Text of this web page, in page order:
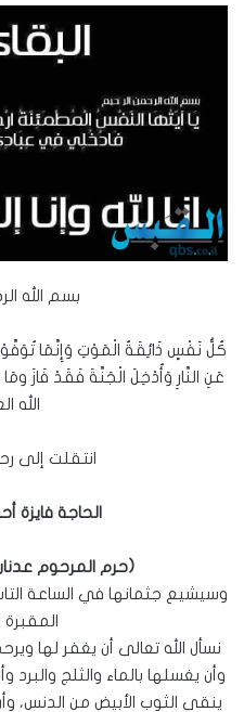
بسم الله
كُلُّ نَفْسٍ ذَائِقَةُ الْمَوْتِ وَإِنَّمَا
عَنِ النَّارِ وَأُدْخِلَ الْجَنَّةَ فَقَدْ فَازَ ومَا
الله
انتقلت إلى
الحاجة
(حرم المرحوم
وسيشيع جثمانها في الساعة
نسأل الله تعالى أن يغفر لها
وأن يغسلها بالماء والثلج والبرد
ينقى الثوب الأبيض من الدنس،